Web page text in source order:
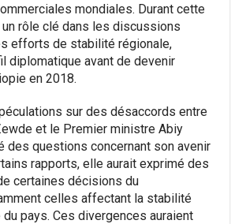
mondiales. Durant cette
rôle clé dans les discussions
efforts de stabilité régionale,
diplomatique avant de devenir
en 2018.
sur des désaccords entre
et le Premier ministre Abiy
des questions concernant son avenir
rapports, elle aurait exprimé des
certaines décisions du
celles affectant la stabilité
pays. Ces divergences auraient